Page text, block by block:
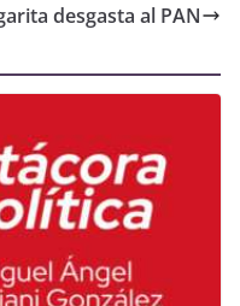
desgasta al PAN